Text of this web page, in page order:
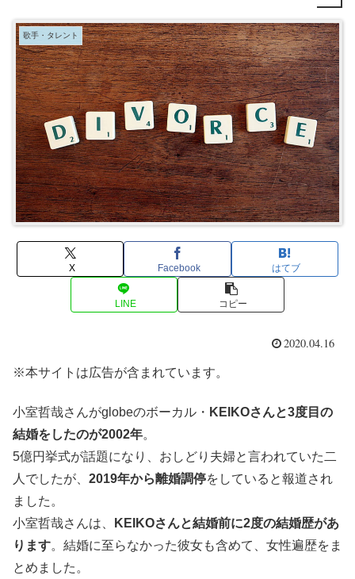
歌手・タレント
X Facebook はてブ
LINE コピー
2020.04.16
※本サイトは広告が含まれています。
小室哲哉さんがglobeのボーカル・ KEIKOさんと3度目の
結婚をしたのが2002年。
5億円挙式が話題になり、おしどり夫婦と言われていた二
人でしたが、 2019年から離婚調停をしていると報道され
ました。
小室哲哉さんは、
KEIKOさんと結婚前に2度の結婚歴があ
ります。結婚に至らなかった彼女も含めて、女性遍歴をま
とめました。